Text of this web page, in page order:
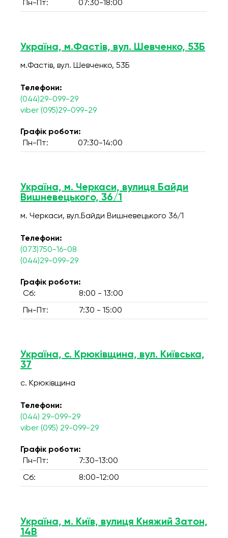
Пн-Пт: 07:30-18:00
Україна, м.Фастів, вул. Шевченко, 53Б
м.Фастів, вул. Шевченко, 53Б
Телефони:
(044)29-099-29
viber (095)29-099-29
Графік роботи:
Пн-Пт:
07:30-14:00
Україна, м. Черкаси, вулиця Байди
Вишневецького, 36/1
м. Черкаси, вул.Байди Вишневецького 36/1
Телефони:
(073)750-16-08
(044)29-099-29
Графік роботи:
Сб:
8:00 - 13:00
Пн-Пт: 7:30 - 15:00
Україна, с. Крюківщина, вул. Київська,
37
с. Крюківщина
Телефони:
(044) 29-099-29
viber (095) 29-099-29
Графік роботи:
Пн-Пт:
7:30-13:00
Сб: 8:00-12:00
Україна, м. Київ, вулиця Княжий Затон,
14В